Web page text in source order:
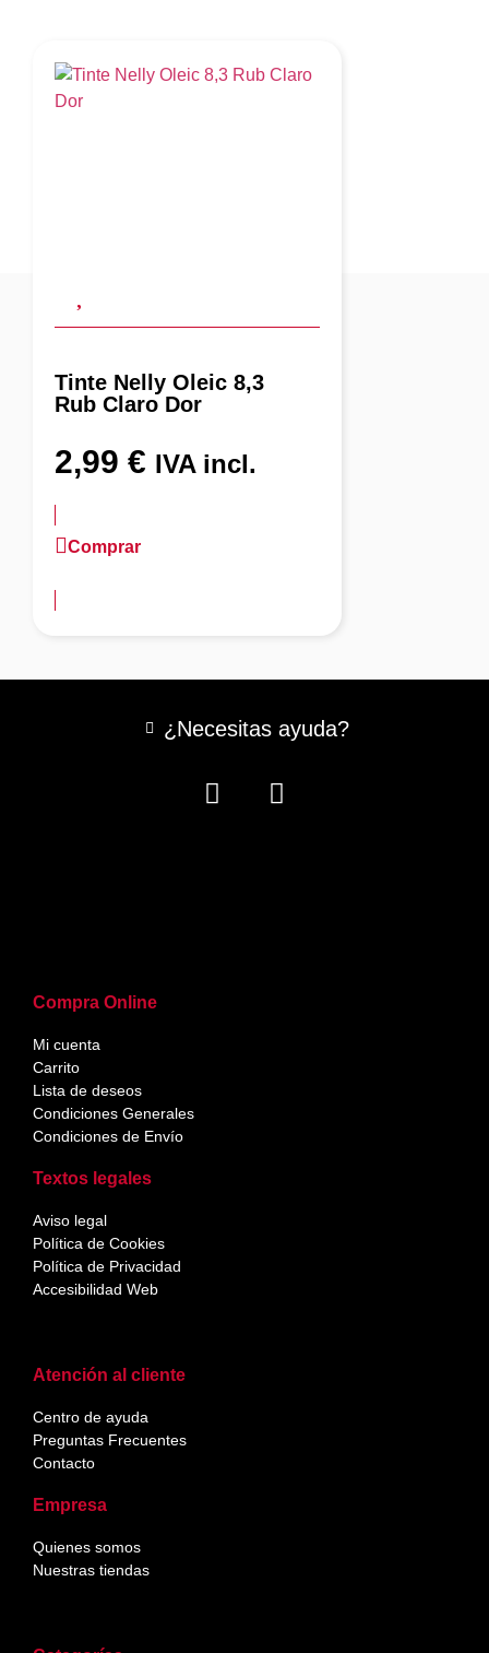
Tinte Nelly Oleic 8,3
Rub Claro Dor
2,99 € IVA incl.
Comprar
Atención al cliente
Centro de ayuda
Preguntas Frecuentes
Contacto
Empresa
Quienes somos
Nuestras tiendas
Compra Online
Mi cuenta
Carrito
Lista de deseos
Condiciones Generales
Condiciones de Envío
Textos legales
Aviso legal
Política de Cookies
Política de Privacidad
Accesibilidad Web
¿Necesitas ayuda?